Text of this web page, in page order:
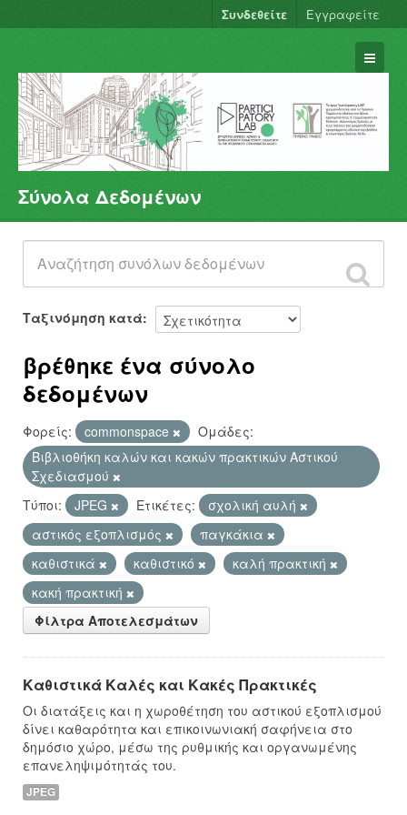
Συνδεθείτε Εγγραφείτε
Σύνολα Δεδομένων
Φορείς
Ομάδες
Σχετικά
Σύνολα Δεδομένων
Ταξινόμηση κατά
βρέθηκε ένα σύνολο
δεδομένων
Φορείς: commonspace
Ομάδες:
Βιβλιοθήκη καλών και κακών πρακτικών Αστικού
Σχεδιασμού
Τύποι:
JPEG Ετικέτες:
σχολική αυλή
αστικός εξοπλισμός
παγκάκια
καθιστικά
καθιστικό
καλή πρακτική
κακή πρακτική
Φίλτρα Αποτελεσμάτων
Καθιστικά Καλές και Κακές Πρακτικές
Οι διατάξεις και η χωροθέτηση του αστικού εξοπλισμού
δίνει καθαρότητα και επικοινωνιακή σαφήνεια στο
δημόσιο χώρο, μέσω της ρυθμικής και οργανωμένης
επανεληψιμότητάς του.
JPEG